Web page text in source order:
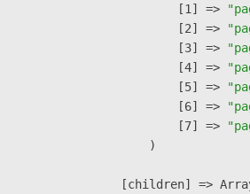
                    [1] =>
                    [2] =>
                    [3] =>
                    [4] =>
                    [5] =>
                    [6] =>
                    [7] =>
                )
[children] =>